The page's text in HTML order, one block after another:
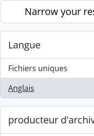
Skip to main content
Narrow your
Langue
Fichiers uniques
, 1 résultats
Anglais
, 1 résultats
producteur